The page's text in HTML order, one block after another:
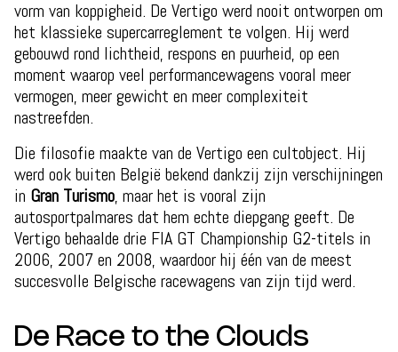
vorm van koppigheid. De Vertigo werd nooit ontworpen om
het klassieke supercarreglement te volgen. Hij werd
gebouwd rond lichtheid, respons en puurheid, op een
moment waarop veel performancewagens vooral meer
vermogen, meer gewicht en meer complexiteit
nastreefden.
Die filosofie maakte van de Vertigo een cultobject. Hij
werd ook buiten België bekend dankzij zijn verschijningen
in Gran Turismo, maar het is vooral zijn
autosportpalmares dat hem echte diepgang geeft. De
Vertigo behaalde drie FIA GT Championship G2-titels in
2006, 2007 en 2008, waardoor hij één van de meest
succesvolle Belgische racewagens van zijn tijd werd.
De Race to the Clouds